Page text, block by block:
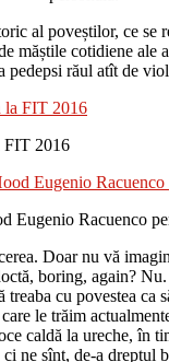
al poveștilor, ce se
măștile cotidiene ale
pedepsi răul atît de
FIT 2016
Eugenio Racuenco
Doar nu vă
boring, again?
cu povestea ca
le trăim
caldă la ureche, în
ne sînt, de-a dreptul